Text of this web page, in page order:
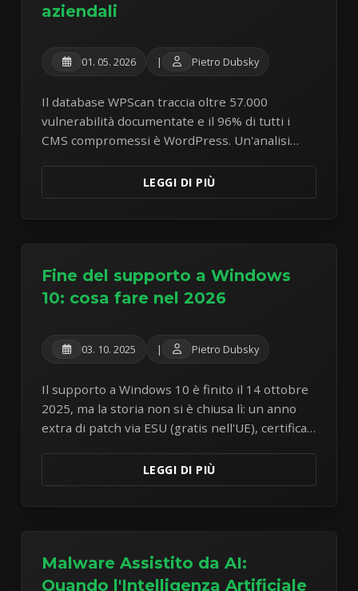
aziendali
01. 05. 2026 | Pietro Dubsky
Il database WPScan traccia oltre 57.000
vulnerabilità documentate e il 96% di tutti i
CMS compromessi è WordPress. Un'analisi
costi di costruire applicazioni aziendali sul CMS
più attaccato al mondo.
LEGGI DI PIÙ
Fine del supporto a Windows
10: cosa fare nel 2026
03. 10. 2025 | Pietro Dubsky
Il supporto a Windows 10 è finito il 14 ottobre
2025, ma la storia non si è chiusa lì: un anno
extra di patch via ESU (gratis nell'UE), certificati
LEGGI DI PIÙ
Malware Assistito da AI:
Quando l'Intelligenza Artificiale